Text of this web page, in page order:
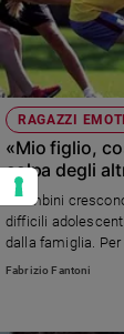
RAGAZZI
«Mio figlio,
colpa degli
I bambini
difficili
dalla famiglia.
gestirle.
Fabrizio Fantoni